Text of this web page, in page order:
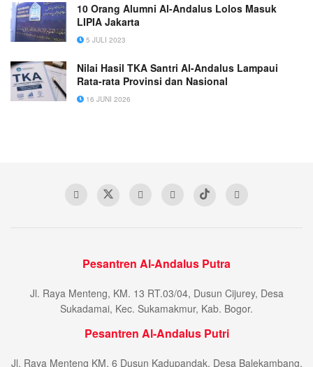
10 Orang Alumni Al-Andalus Lolos Masuk
LIPIA Jakarta
5 JULI 2023
Nilai Hasil TKA Santri Al-Andalus Lampaui
Rata-rata Provinsi dan Nasional
16 JUNI 2026
Pesantren Al-Andalus Putra
Jl. Raya Menteng, KM. 13 RT.03/04, Dusun Cijurey, Desa
Sukadamai, Kec. Sukamakmur, Kab. Bogor.
Pesantren Al-Andalus Putri
Jl. Raya Menteng KM. 6 Dusun Kadupandak, Desa Balekambang,